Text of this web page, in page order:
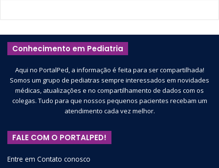
Conhecimento em Pediatria
Aqui no PortalPed, a informação é feita para ser compartilhada!
Somos um grupo de pediatras sempre interessados em novidades
médicas, atualizações e no compartilhamento de dados com os
colegas. Tudo para que nossos pequenos pacientes recebam um
atendimento cada vez melhor.
FALE COM O PORTALPED!
Entre em Contato conosco